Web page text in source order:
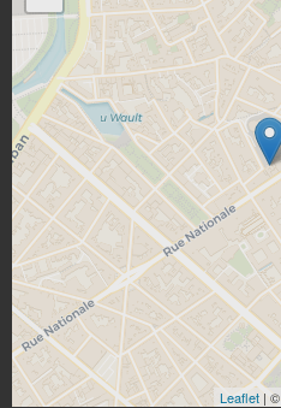
Leaflet | ©